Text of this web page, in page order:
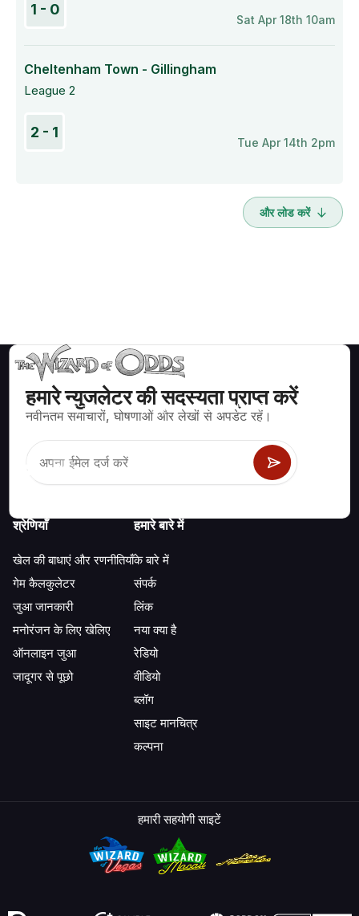
1 - 0
Sat Apr 18th 10am
Cheltenham Town - Gillingham
League 2
2 - 1
Tue Apr 14th 2pm
और लोड करें
हमारे न्युजलेटर की सदस्यता प्राप्त करें
नवीनतम समाचारों, घोषणाओं और लेखों से अपडेट रहें।
ब्लैकजैक, क्रेप्स, रूलेट और अन्य सैकड़ों कैसीनो खेलों के लिए गणितीय रूप से सही
श्रेणियाँ
खेल की बाधाएं और रणनीतियाँ
गेम कैलकुलेटर
जुआ जानकारी
मनोरंजन के लिए खेलिए
ऑनलाइन जुआ
जादूगर से पूछो
हमारे बारे में
के बारे में
संपर्क
लिंक
नया क्या है
रेडियो
वीडियो
ब्लॉग
साइट मानचित्र
कल्पना
हमारी सहयोगी साइटें